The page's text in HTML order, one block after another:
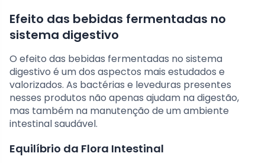
Efeito das bebidas fermentadas no
sistema digestivo
O efeito das bebidas fermentadas no sistema
digestivo é um dos aspectos mais estudados e
valorizados. As bactérias e leveduras presentes
nesses produtos não apenas ajudam na digestão,
mas também na manutenção de um ambiente
intestinal saudável.
Equilíbrio da Flora Intestinal